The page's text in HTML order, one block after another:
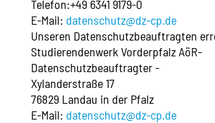
Telefon:+49 6341 9179-0
E-Mail: datenschutz@dz-cp.de
Unseren Datenschutzbeauftragten
Studierendenwerk Vorderpfalz AöR-
Datenschutzbeauftragter -
Xylanderstraße 17
76829 Landau in der Pfalz
E-Mail: datenschutz@dz-cp.de